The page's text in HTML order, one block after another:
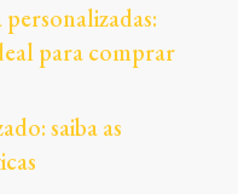
personalizadas:
para comprar
saiba as